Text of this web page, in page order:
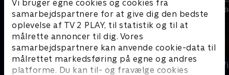
Vi bruger egne cookies og cookies fra
samarbejdspartnere for at give dig den bedste
oplevelse af TV 2 PLAY, til statistik og til at
målrette annoncer til dig. Vores
samarbejdspartnere kan anvende cookie-data til
målrettet markedsføring på egne og andres
platforme. Du kan til- og fravælge cookies
The Shards
Star Wars: